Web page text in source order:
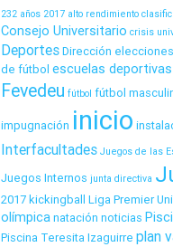
232 años 2017 alto rendimiento
Consejo Universitario crisis
DeportesDirección elecciones
de fútbol escuelas deportivas
Fevedeu fútbol fútbol
impugnación inicio
Interfacultades Juegos de las
Juegos Internos junta directiva
2017kickingball Liga Premier
olímpicanatación noticias
Piscina Teresita Izaguirre plan